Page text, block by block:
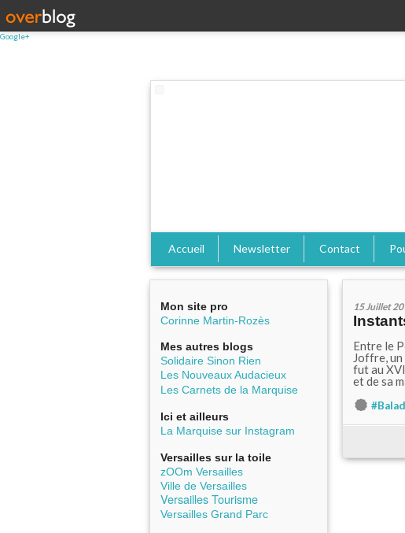
Google+
Accueil Newsletter Contact
Mon site pro
Corinne Martin-Rozès
Mes autres blogs
Solidaire Sinon Rien
Les Nouveaux Audacieux
Les Carnets de la Marquise
Ici et ailleurs
La Marquise sur Instagram
Versailles sur la toile
zOOm Versailles
Ville de Versailles
Versailles Tourisme
Versailles Grand Parc
15 Juillet
Entre le
Joffre,
fut au
et de sa